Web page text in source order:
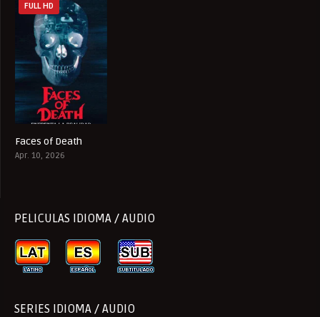
FULL HD
Faces of Death
Apr. 10, 2026
PELICULAS IDIOMA / AUDIO
SERIES IDIOMA / AUDIO